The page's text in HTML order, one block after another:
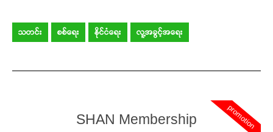
သတင်း စစ်ရေး နိုင်ငံရေး လူ့အခွင့်အရေး
promotion
SHAN Membership